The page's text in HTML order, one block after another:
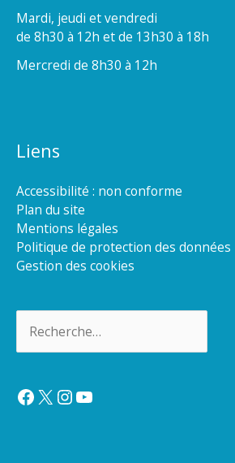
Mardi, jeudi et vendredi
de 8h30 à 12h et de 13h30 à 18h
Mercredi de 8h30 à 12h
Liens
Accessibilité : non conforme
Plan du site
Mentions légales
Politique de protection des données
Gestion des cookies
Facebook
X Instagram
YouTube